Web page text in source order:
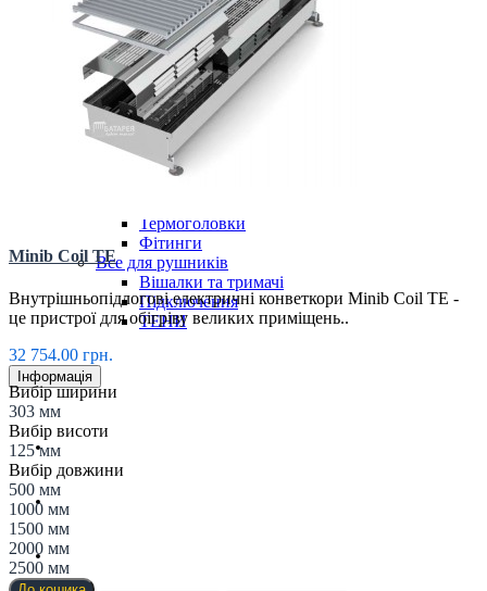
Все для конвекторів
Блок живлення
Крани та клапани
Решітки
Сервоприводи
Термостати
Все для радіаторів
Біноклі
Крани і клапани
Термоголовки
Фітинги
Все для рушників
Вішалки та тримачі
Підключення
ТЕНИ
Інформація
Доставка і оплата
Магазин
Партнерам
Minib Coil TE
Внутрішньопідлогові електричні конветкори Minib Coil TE -
це пристрої для обігріву великих приміщень..
32 754.00 грн.
Вибір ширини
303 мм
Вибір висоти
125 мм
Вибір довжини
500 мм
1000 мм
1500 мм
2000 мм
2500 мм